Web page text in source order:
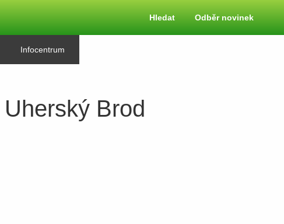
Hledat Odběr novinek
Infocentrum
Brod